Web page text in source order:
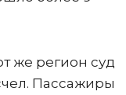
же регион суд
Пассажиры